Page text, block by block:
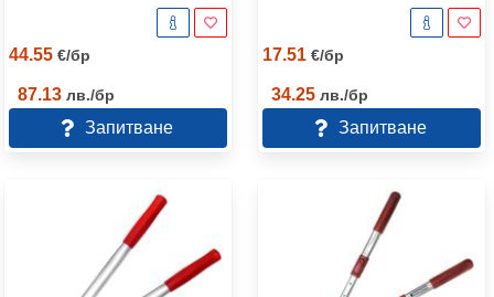
44.55 €/бр
87.13 лв./бр
Запитване
17.51 €/бр
34.25 лв./бр
Запитване